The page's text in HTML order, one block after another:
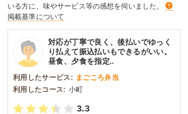
いる方に、味やサービス等の感想を伺いました。
掲載基準について
対応が丁寧で良く、後払いでゆっく
り払えて振込払いもできるがいい。
昼食、夕食を指定..
利用したサービス: まごころ弁当
利用したコース: 小町
3.3